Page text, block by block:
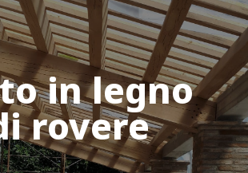
in legno
rovere